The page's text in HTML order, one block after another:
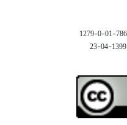
786-01-0-1279
1399-04-23